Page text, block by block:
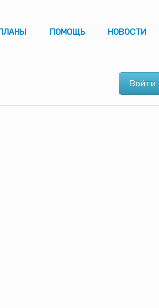
ПОМОЩЬ НОВОСТИ
Войти